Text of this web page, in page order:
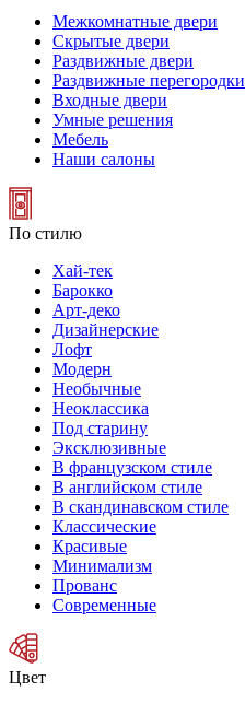
Межкомнатные двери
Скрытые двери
Раздвижные двери
Раздвижные перегородки
Входные двери
Умные решения
Мебель
Наши салоны
По стилю
Хай-тек
Барокко
Арт-деко
Дизайнерские
Лофт
Модерн
Необычные
Неоклассика
Под старину
Эксклюзивные
В французском стиле
В английском стиле
В скандинавском стиле
Классические
Красивые
Минимализм
Прованс
Современные
Цвет